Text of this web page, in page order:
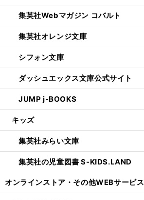
集英社Webマガジン コバルト
集英社オレンジ文庫
シフォン文庫
ダッシュエックス文庫公式サイト
JUMP j-BOOKS
キッズ
集英社みらい文庫
集英社の児童図書 S-KIDS.LAND
オンラインストア・ その他WEBサービス